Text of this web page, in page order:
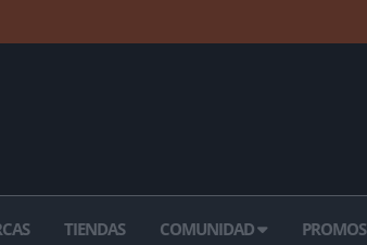
TIENDAS COMUNIDAD PROMOS